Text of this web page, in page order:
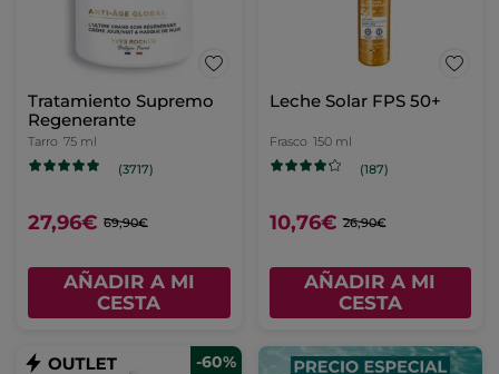
Tratamiento Supremo
Regenerante
Tarro 75 ml
(3717)
27,96€ 69,90€
AÑADIR A MI
CESTA
Leche Solar FPS 50+
Frasco 150 ml
(187)
10,76€ 26,90€
AÑADIR A MI
CESTA
-60%